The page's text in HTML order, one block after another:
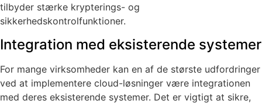
tilbyder stærke krypterings- og
sikkerhedskontrolfunktioner.
Integration med eksisterende systemer
For mange virksomheder kan en af de største udfordringer
ved at implementere cloud-løsninger være integrationen
med deres eksisterende systemer. Det er vigtigt at sikre,